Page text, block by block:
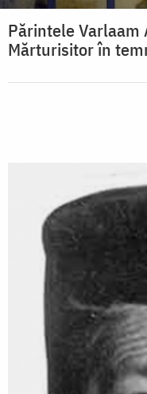
Părintele Varlaam
Mărturisitor în